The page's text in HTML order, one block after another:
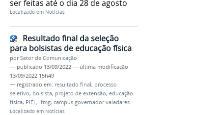
ser feitas até o dia 28 de agosto
Localizado em Notícias
Resultado final da seleção
para bolsistas de educação física
porSetor de Comunicação
— publicado 13/09/2022 — última modificação
13/09/2022 15h49
— registrado em: resultado final, processo
seletivo, bolsista, projeto de extensão, educação
física, PIEL, ifmg, campus governador valadares
Localizado em Notícias